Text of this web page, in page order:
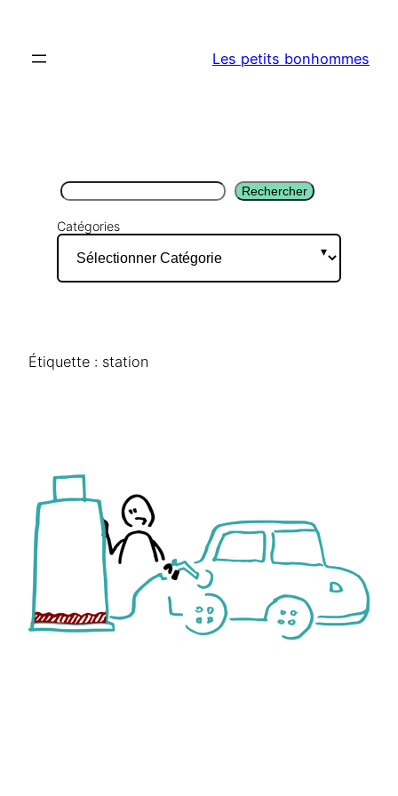
contenu
Les petits bonhommes
Rechercher Rechercher
Catégories
Étiquette : station